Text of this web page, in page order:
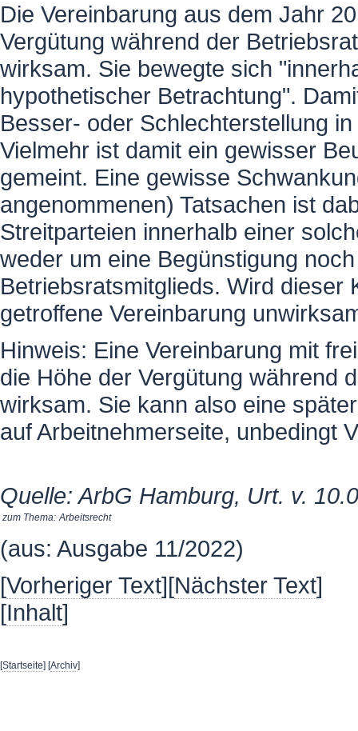
Die Vereinbarung aus dem Jahr
Vergütung während der
wirksam. Sie bewegte sich
hypothetischer Betrachtung".
Besser- oder Schlechterstellung
Vielmehr ist damit ein gewisser
gemeint. Eine gewisse
angenommenen) Tatsachen ist
Streitparteien innerhalb einer
weder um eine Begünstigung
Betriebsratsmitglieds. Wird dieser
getroffene Vereinbarung
Hinweis: Eine Vereinbarung mit
die Höhe der Vergütung während
wirksam. Sie kann also eine
auf Arbeitnehmerseite, unbedingt
Quelle: ArbG Hamburg, Urt. v.
zum Thema: Arbeitsrecht
(aus: Ausgabe 11/2022)
[Vorheriger Text][Nächster Text]
[Inhalt]
[Startseite] [Archiv]